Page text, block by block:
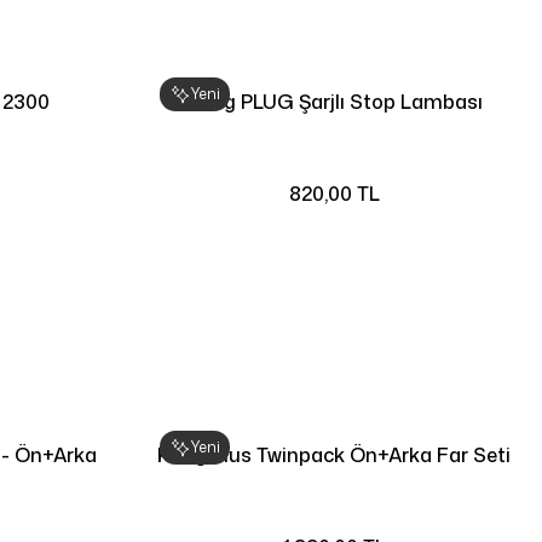
Yeni
Knog PLUG Şarjlı Stop Lambası
820,00 TL
Ön+Arka
Yeni
Knog Plus Twinpack Ön+Arka Far Seti